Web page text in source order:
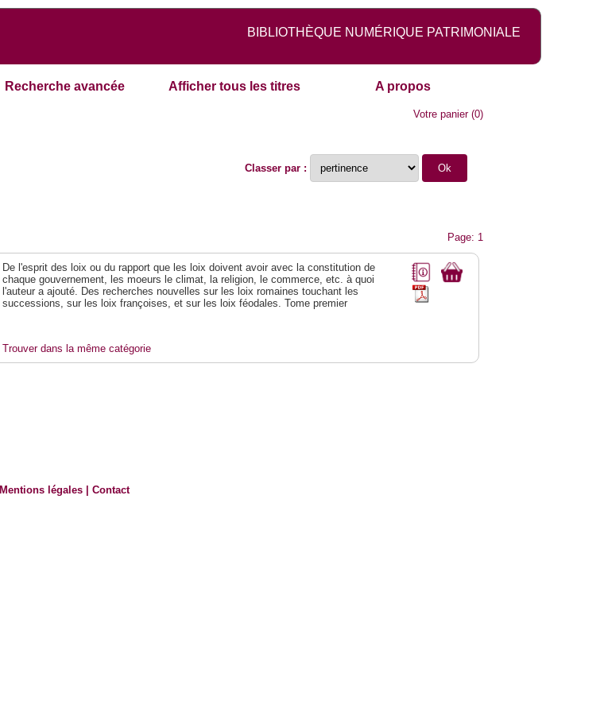
BIBLIOTHÈQUE NUMÉRIQUE PATRIMONIALE
Recherche avancée Afficher tous les titres A propos
Votre panier(0)
Classer par :
Page: 1
De l'esprit des loix ou du rapport que les loix doivent avoir avec la constitution de
chaque gouvernement, les moeurs le climat, la religion, le commerce, etc. à quoi
l'auteur a ajouté. Des recherches nouvelles sur les loix romaines touchant les
successions, sur les loix françoises, et sur les loix féodales. Tome premier
Trouver dans la même catégorie
Mentions légales |Contact